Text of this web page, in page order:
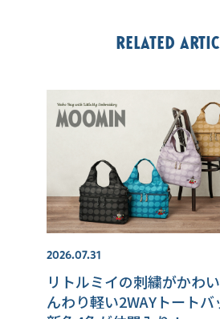
Related
2026.07.31
リトルミイの刺繍がかわ
んわり軽い2WAYトートバ